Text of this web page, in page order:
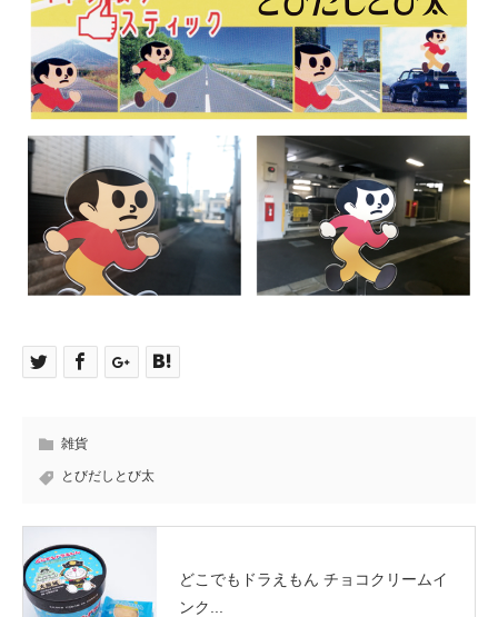
雑貨
とびだしとび太
どこでもドラえもん チョコクリームイ
ンク...